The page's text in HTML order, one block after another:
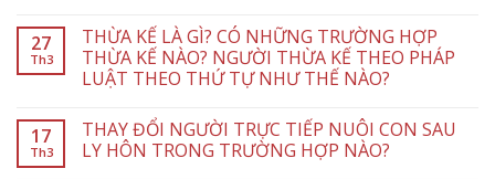
27
Th3
THỪA KẾ LÀ GÌ? CÓ NHỮNG TRƯỜNG HỢP
THỪA KẾ NÀO? NGƯỜI THỪA KẾ THEO PHÁP
LUẬT THEO THỨ TỰ NHƯ THẾ NÀO?
17
Th3
THAY ĐỔI NGƯỜI TRỰC TIẾP NUÔI CON SAU
LY HÔN TRONG TRƯỜNG HỢP NÀO?